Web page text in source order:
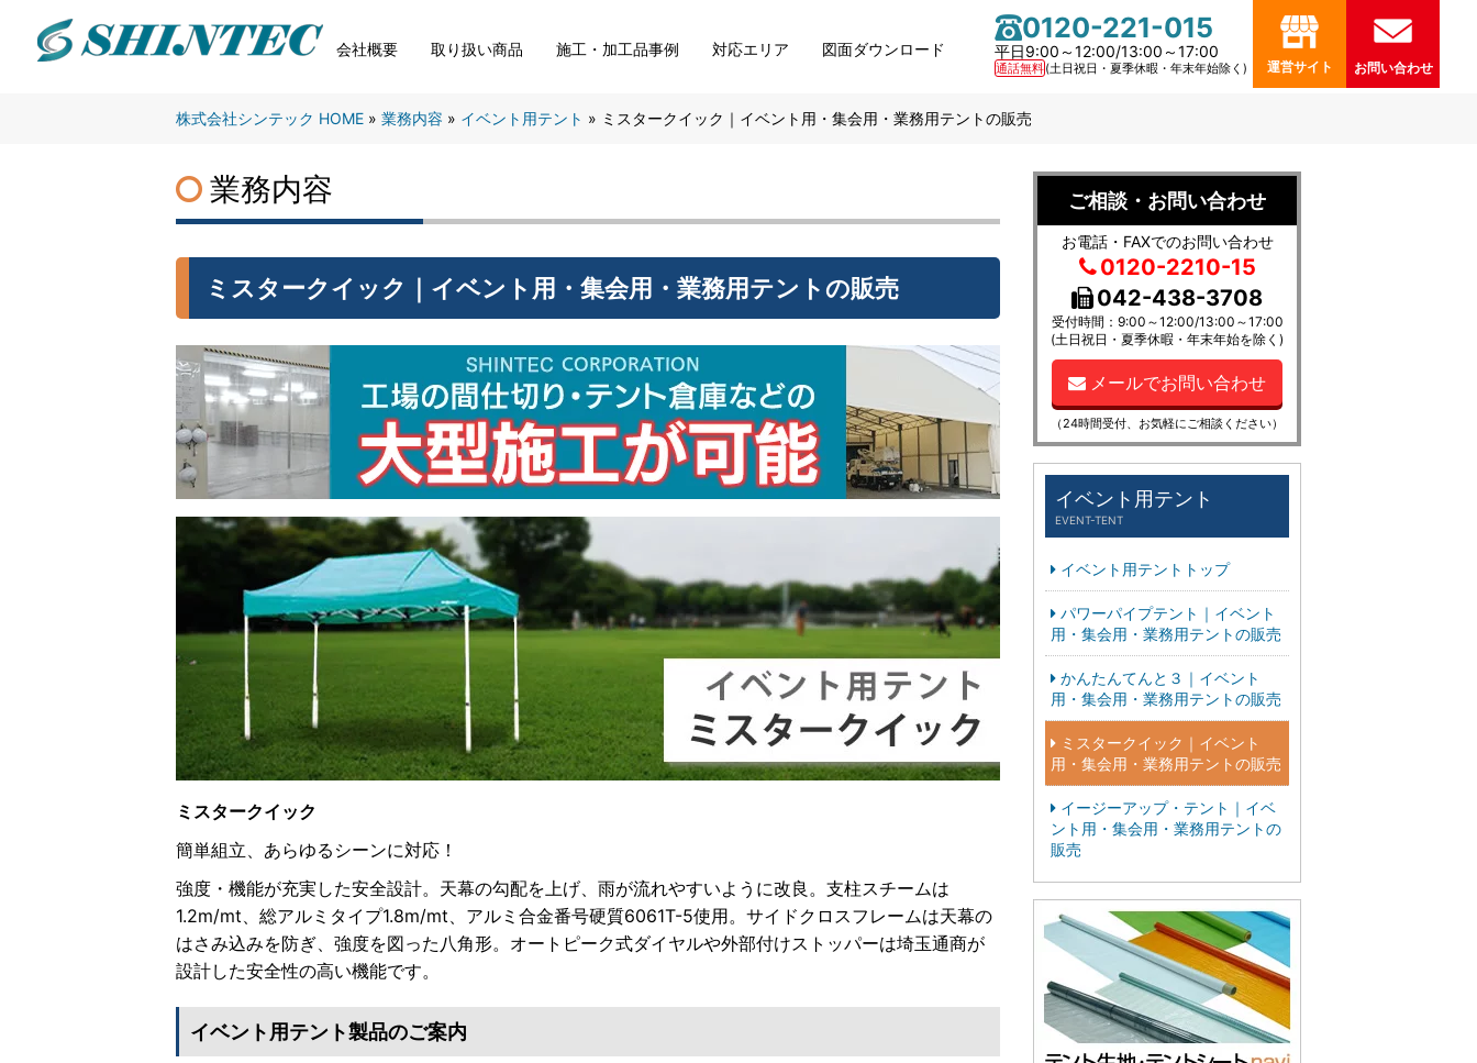
株
式
社
テ
ッ
ク
S
N
T
C
C
O
R
P
R
A
O
N
W
S
T
会社概要 取り扱い商品 施工・加工品事例 対応エリア 図面ダウンロード
0120-221-015
平日9:00～12:00/13:00～17:00
通話無料(土日祝日・夏季休暇・年末年始除く) 運営サイト お問い合わせ
株式会社シンテック HOME » 業務内容 » イベント用テント » ミスタークイック｜イベント用・集会用・業務用テントの販売
業務内容
ミスタークイック｜イベント用・集会用・業務用テントの販売
ミスタークイック
簡単組立、あらゆるシーンに対応！
強度・機能が充実した安全設計。天幕の勾配を上げ、雨が流れやすいように改良。支柱スチームは
1.2m/mt、総アルミタイプ1.8m/mt、アルミ合金番号硬質6061T-5使用。サイドクロスフレームは天幕の
はさみ込みを防ぎ、強度を図った八角形。オートピーク式ダイヤルや外部付けストッパーは埼玉通商が
設計した安全性の高い機能です。
イベント用テント製品のご案内
ご相談・お問い合わせ
お電話・FAXでのお問い合わせ
0120-2210-15
042-438-3708
受付時間：9:00～12:00/13:00～17:00
(土日祝日・夏季休暇・年末年始を除く)
メールでお問い合わせ
（24時間受付、お気軽にご相談ください）
イベント用テント
EVENT-TENT
イベント用テントトップ
パワーパイプテント｜イベント
用・集会用・業務用テントの販売
かんたんてんと３｜イベント
用・集会用・業務用テントの販売
ミスタークイック｜イベント
用・集会用・業務用テントの販売
イージーアップ・テント｜イベ
ント用・集会用・業務用テントの
販売